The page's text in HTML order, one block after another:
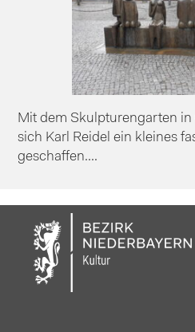
Mit dem Skulpturengarten
sich Karl Reidel ein kleines
geschaffen....